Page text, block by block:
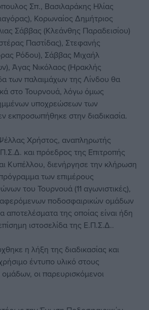
Σπ., Βασιλαράκης Ηλίας
Κορωναίος Δημήτριος
Σάββας (Κλεάνθης Παραδεισίου)
Παστίδας), Στεφανής
Ρόδου), Σάββας Μιχαήλ
Άγας Νικόλαος (Ηρακλής
των παλαιμάχων της Λίνδου θα
στο Τουρνουά, λόγω όμως
υποχρεώσεων των
εκπροσωπήθηκε στην διαδικασία.
Χρήστος, αναπληρωτής
και πρόεδρος της Επιτροπής
Κυπέλλου, διενήργησε την κλήρωση
των επιμέρους
του Τουρνουά (11 αγωνιστικές),
ποδοσφαιρικών ομάδων
αποτελέσματα της οποίας είναι ήδη
ιστοσελίδα της Ε.Π.Σ.Δ..
η λήξη της διαδικασίας και
έντυπο υλικό στους
οι παρευρισκόμενοι